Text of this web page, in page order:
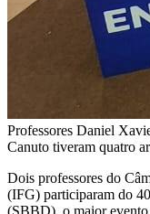
Professores Daniel
Canuto tiveram quatro
Dois professores do
(IFG) participaram do
(SBBD), o maior evento